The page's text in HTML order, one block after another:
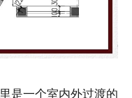
是一个室内外过渡的